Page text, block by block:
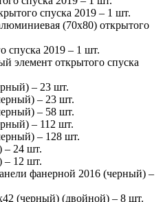
спуска 2019 – 1 шт.
(70х80) открытого
спуска 2019 – 1 шт.
элемент открытого спуска
– 23 шт.
– 23 шт.
– 58 шт.
– 112 шт.
– 128 шт.
– 24 шт.
– 12 шт.
фанерной 2016 (черный) –
(черный) (двойной) – 8 шт.